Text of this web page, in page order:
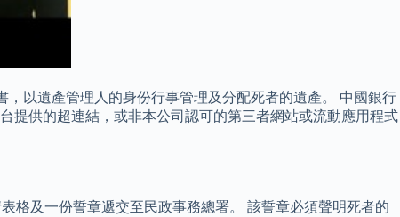
以遺產管理人的身份行事管理及分配死者的遺產。 中國銀行
提供的超連結，或非本公司認可的第三者網站或流動應用程式
格及一份誓章遞交至民政事務總署。 該誓章必須聲明死者的